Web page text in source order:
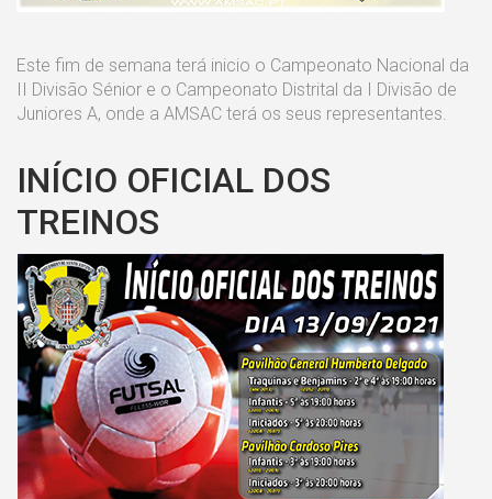
Este fim de semana terá inicio o Campeonato Nacional da
II Divisão Sénior e o Campeonato Distrital da I Divisão de
Juniores A, onde a AMSAC terá os seus representantes.
INÍCIO OFICIAL DOS
TREINOS